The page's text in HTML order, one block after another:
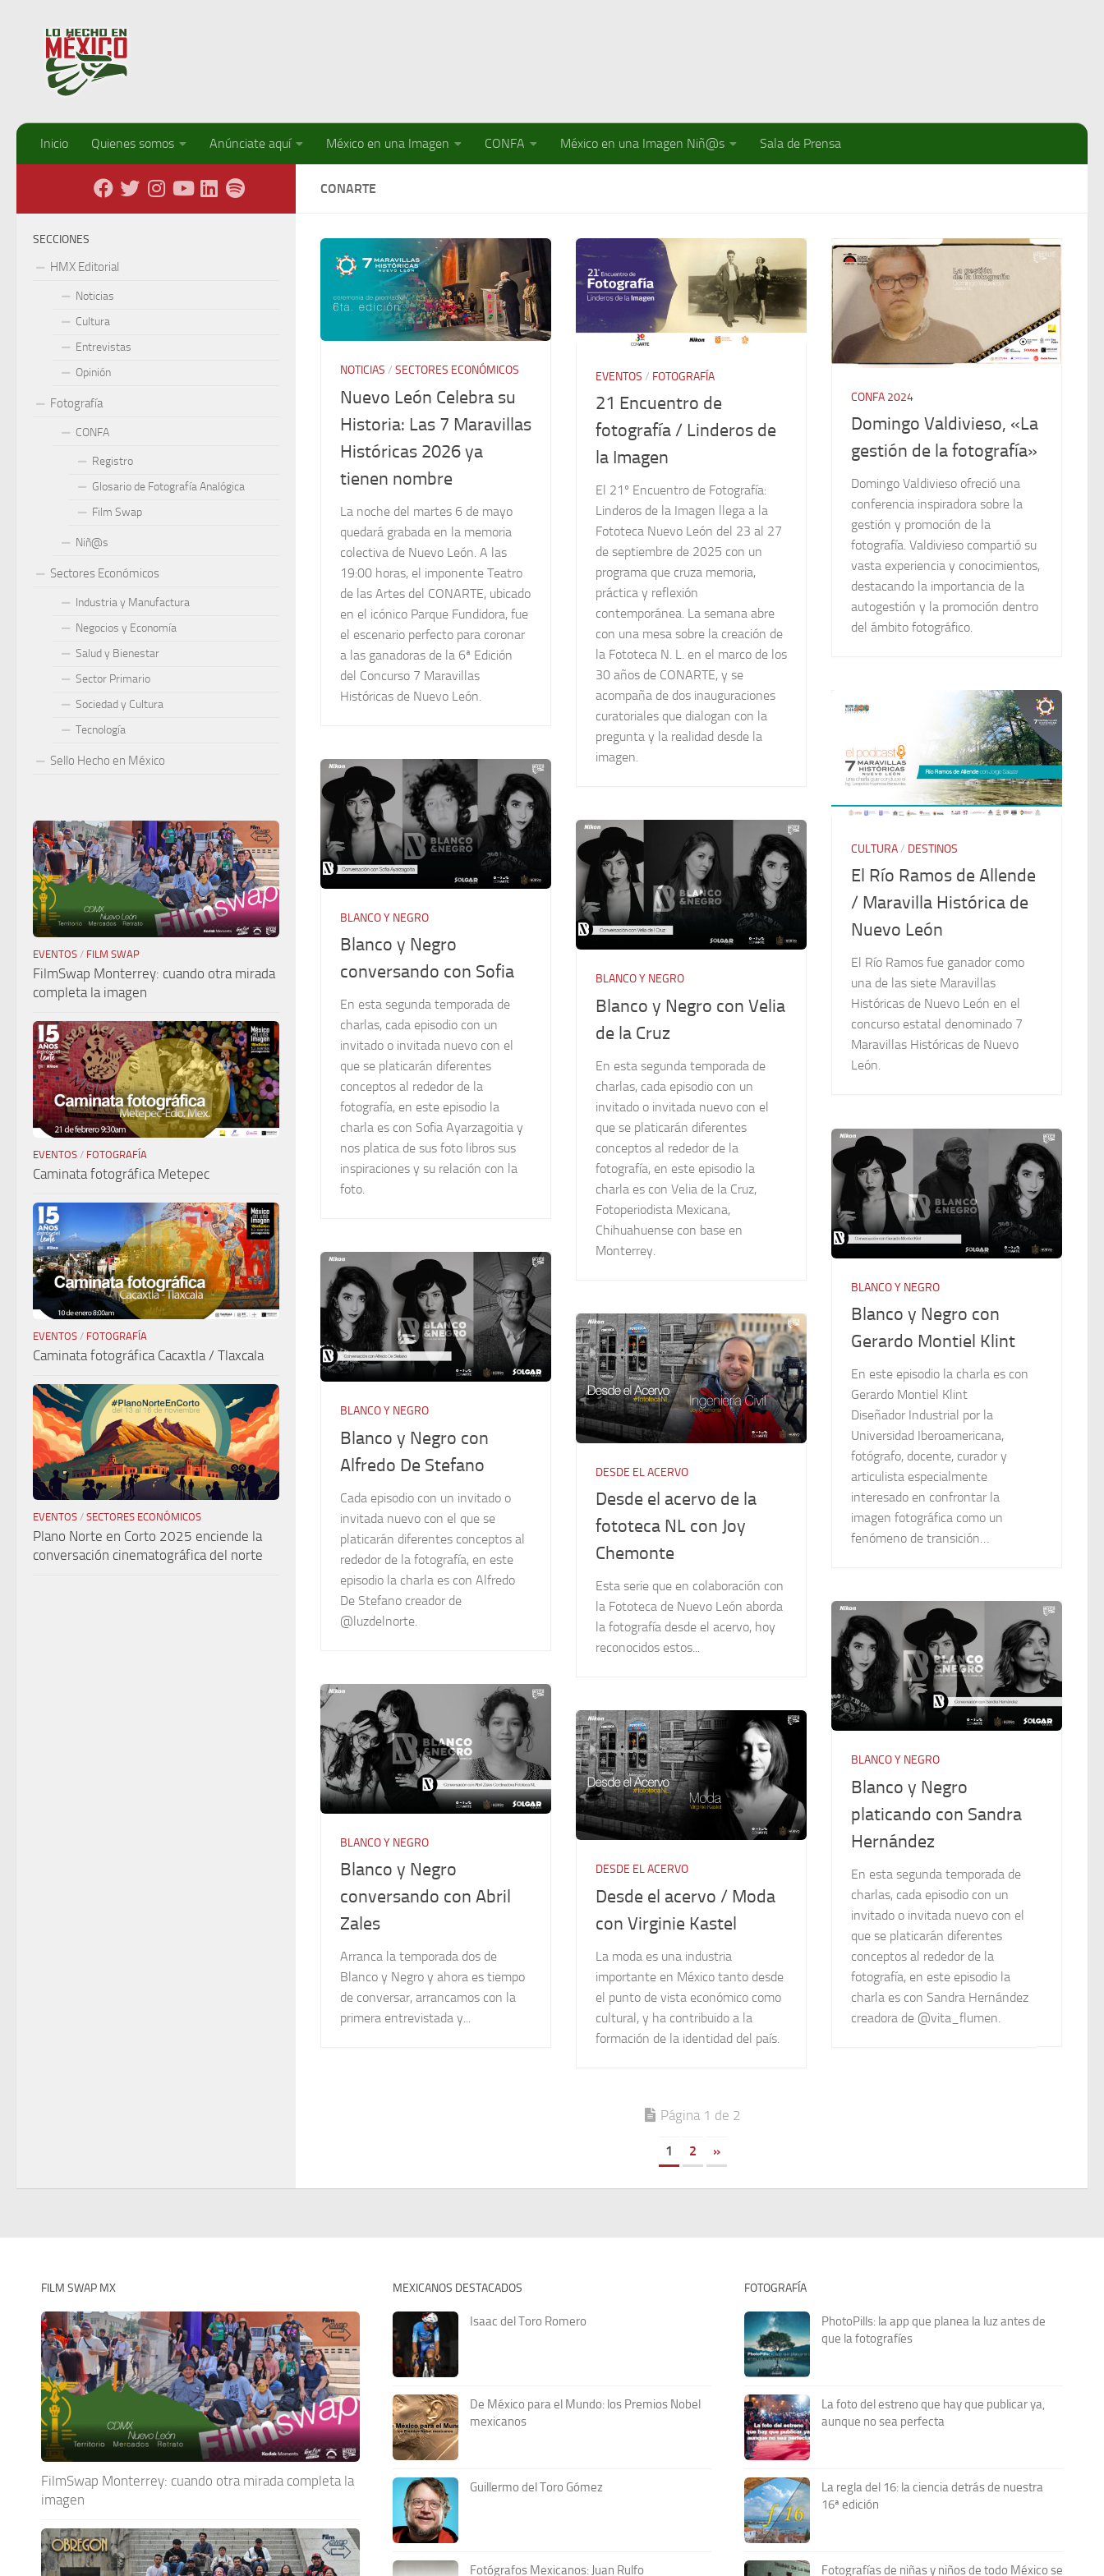
Inicio Quienes somos Anúnciate aquí México en una Imagen CONFA México en una Imagen Niñ@s Sala de Prensa
CONARTE
NOTICIAS / SECTORES ECONÓMICOS
Nuevo León Celebra su
Historia: Las 7 Maravillas
Históricas 2026 ya
tienen nombre
La noche del martes 6 de mayo
quedará grabada en la memoria
colectiva de Nuevo León. A las
19:00 horas, el imponente Teatro
de las Artes del CONARTE, ubicado
en el icónico Parque Fundidora, fue
el escenario perfecto para coronar
a las ganadoras de la 6ª Edición
del Concurso 7 Maravillas
Históricas de Nuevo León.
EVENTOS / FOTOGRAFÍA
21 Encuentro de
fotografía / Linderos de
la Imagen
El 21º Encuentro de Fotografía:
Linderos de la Imagen llega a la
Fototeca Nuevo León del 23 al 27
de septiembre de 2025 con un
programa que cruza memoria,
práctica y reflexión
contemporánea. La semana abre
con una mesa sobre la creación de
la Fototeca N. L. en el marco de los
30 años de CONARTE, y se
acompaña de dos inauguraciones
curatoriales que dialogan con la
pregunta y la realidad desde la
imagen.
CONFA 2024
Domingo Valdivieso, «La
gestión de la fotografía»
Domingo Valdivieso ofreció una
conferencia inspiradora sobre la
gestión y promoción de la
fotografía. Valdivieso compartió su
vasta experiencia y conocimientos,
destacando la importancia de la
autogestión y la promoción dentro
del ámbito fotográfico.
CULTURA/ DESTINOS
El Río Ramos de Allende
/ Maravilla Histórica de
Nuevo León
El Río Ramos fue ganador como
una de las siete Maravillas
Históricas de Nuevo León en el
concurso estatal denominado 7
Maravillas Históricas de Nuevo
León.
BLANCO Y NEGRO
Blanco y Negro
conversando con Sofia
En esta segunda temporada de
charlas, cada episodio con un
invitado o invitada nuevo con el
que se platicarán diferentes
conceptos al rededor de la
fotografía, en este episodio la
charla es con Sofia Ayarzagoitia y
nos platica de sus foto libros sus
inspiraciones y su relación con la
foto.
BLANCO Y NEGRO
Blanco y Negro con Velia
de la Cruz
En esta segunda temporada de
charlas, cada episodio con un
invitado o invitada nuevo con el
que se platicarán diferentes
conceptos al rededor de la
fotografía, en este episodio la
charla es con Velia de la Cruz,
Fotoperiodista Mexicana,
Chihuahuense con base en
Monterrey.
BLANCO Y NEGRO
Blanco y Negro con
Gerardo Montiel Klint
En este episodio la charla es con
Gerardo Montiel Klint
Diseñador Industrial por la
Universidad Iberoamericana,
fotógrafo, docente, curador y
articulista especialmente
interesado en confrontar la
imagen fotográfica como un
fenómeno de transición…
BLANCO Y NEGRO
Blanco y Negro con
Alfredo De Stefano
Cada episodio con un invitado o
invitada nuevo con el que se
platicarán diferentes conceptos al
rededor de la fotografía, en este
episodio la charla es con Alfredo
De Stefano creador de
@luzdelnorte.
DESDE EL ACERVO
Desde el acervo de la
fototeca NL con Joy
Chemonte
Esta serie que en colaboración con
la Fototeca de Nuevo León aborda
la fotografía desde el acervo, hoy
reconocidos estos...
BLANCO Y NEGRO
Blanco y Negro
platicando con Sandra
Hernández
En esta segunda temporada de
charlas, cada episodio con un
invitado o invitada nuevo con el
que se platicarán diferentes
conceptos al rededor de la
fotografía, en este episodio la
charla es con Sandra Hernández
creadora de @vita_flumen.
BLANCO Y NEGRO
Blanco y Negro
conversando con Abril
Zales
Arranca la temporada dos de
Blanco y Negro y ahora es tiempo
de conversar, arrancamos con la
primera entrevistada y...
DESDE EL ACERVO
Desde el acervo / Moda
con Virginie Kastel
La moda es una industria
importante en México tanto desde
el punto de vista económico como
cultural, y ha contribuido a la
formación de la identidad del país.
Página 1 de 2
1 2 »
SECCIONES
HMX Editorial
Noticias
Cultura
Entrevistas
Opinión
Fotografía
CONFA
Registro
Glosario de Fotografía Analógica
Film Swap
Niñ@s
Sectores Económicos
Industria y Manufactura
Negocios y Economía
Salud y Bienestar
Sector Primario
Sociedad y Cultura
Tecnología
Sello Hecho en México
EVENTOS / FILM SWAP
FilmSwap Monterrey: cuando otra mirada
completa la imagen
EVENTOS / FOTOGRAFÍA
Caminata fotográfica Metepec
EVENTOS / FOTOGRAFÍA
Caminata fotográfica Cacaxtla / Tlaxcala
EVENTOS / SECTORES ECONÓMICOS
Plano Norte en Corto 2025 enciende la
conversación cinematográfica del norte
FILM SWAP MX
FilmSwap Monterrey: cuando otra mirada completa la
imagen
MEXICANOS DESTACADOS
Isaac del Toro Romero
De México para el Mundo: los Premios Nobel
mexicanos
Guillermo del Toro Gómez
Fotógrafos Mexicanos: Juan Rulfo
FOTOGRAFÍA
PhotoPills: la app que planea la luz antes de
que la fotografíes
La foto del estreno que hay que publicar ya,
aunque no sea perfecta
La regla del 16: la ciencia detrás de nuestra
16ª edición
Fotografías de niñas y niños de todo México se